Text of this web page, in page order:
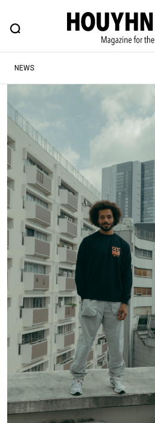
FEATURE BLOG
ヒップなファッション、カルチャー、ラ
#SHOPPING ADDICT
#ESSENTIAL DESIGNS
#NEW VINTAGE #マイナー
#路地裏てぃーん。
#GH 銘品の所以 #フイナム
#Commune H #FOCUS IT
#ととけん #FASHION
#LIFESTYLE #SNEAKER
#SPORTS #HANDSOME
NEWS